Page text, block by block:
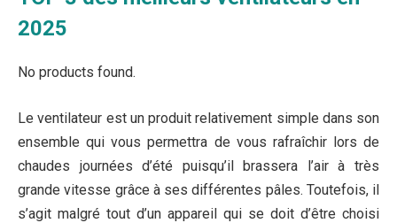
2025
No products found.
Le ventilateur est un produit relativement simple dans son
ensemble qui vous permettra de vous rafraîchir lors de
chaudes journées d’été puisqu’il brassera l’air à très
grande vitesse grâce à ses différentes pâles. Toutefois, il
s’agit malgré tout d’un appareil qui se doit d’être choisi